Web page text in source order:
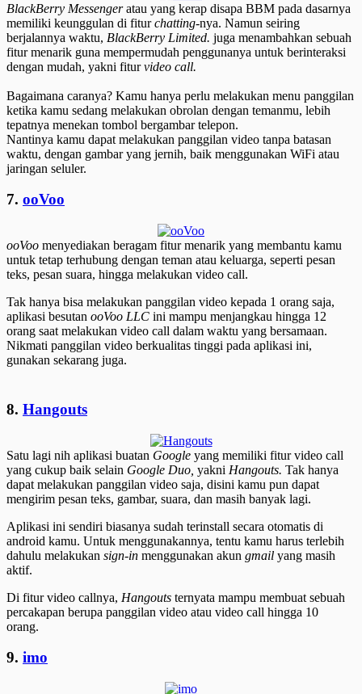
BlackBerry Messengeratau yang kerap disapa BBM pada dasarnya
memiliki keunggulan di fiturchatting-nya. Namun seiring
berjalannya waktu, BlackBerry Limited. juga menambahkan sebuah
fitur menarik guna mempermudah penggunanya untuk berinteraksi
dengan mudah, yakni fiturvideo call.
Bagaimana caranya? Kamu hanya perlu melakukan menu panggilan
ketika kamu sedang melakukan obrolan dengan temanmu, lebih
tepatnya menekan tombol bergambar telepon.
Nantinya kamu dapat melakukan panggilan video tanpa batasan
waktu, dengan gambar yang jernih, baik menggunakan WiFi atau
jaringan seluler.
7. ooVoo
ooVoo menyediakan beragam fitur menarik yang membantu kamu
untuk tetap terhubung dengan teman atau keluarga, seperti pesan
teks, pesan suara, hingga melakukan video call.
Tak hanya bisa melakukan panggilan video kepada 1 orang saja,
aplikasi besutan ooVoo LLC ini mampu menjangkau hingga 12
orang saat melakukan video call dalam waktu yang bersamaan.
Nikmati panggilan video berkualitas tinggi pada aplikasi ini,
gunakan sekarang juga.
8. Hangouts
Satu lagi nih aplikasi buatan Google yang memiliki fitur video call
yang cukup baik selain Google Duo, yakni Hangouts. Tak hanya
dapat melakukan panggilan video saja, disini kamu pun dapat
mengirim pesan teks, gambar, suara, dan masih banyak lagi.
Aplikasi ini sendiri biasanya sudah terinstall secara otomatis di
android kamu. Untuk menggunakannya, tentu kamu harus terlebih
dahulu melakukan sign-in menggunakan akun gmail yang masih
aktif.
Di fitur video callnya, Hangouts ternyata mampu membuat sebuah
percakapan berupa panggilan video atau video call hingga 10
orang.
9. imo